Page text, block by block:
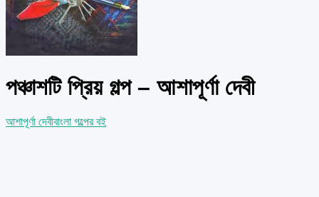
পঞ্চাশটি প্রিয় গল্প – আশাপূর্ণা দেবী
আশাপূর্ণা দেবীবাংলা গল্পের বই